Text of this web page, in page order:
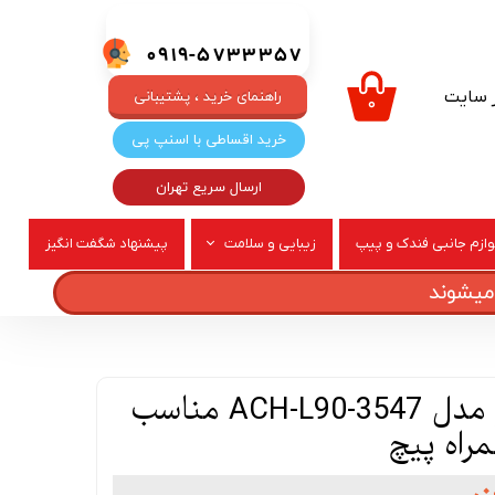
0919-5733357
سایت
جانبی فندک و پیپ زیبایی و سلامت پیشنهاد شگفت انگیز
۰
خرید اقساطی با اسنپ پی
ارسال سریع تهران
راهنمای خرید ، پشتیبانی
آچار قالپاق خودرو مدل ACH-L90-3547 مناسب